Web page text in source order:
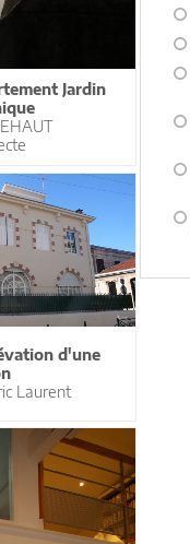
Jardin
d'une
Laurent